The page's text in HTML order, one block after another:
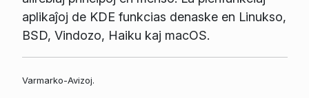
aplikaĵoj de KDE funkcias denaske en Linukso,
BSD, Vindozo, Haiku kaj macOS.
Varmarko-Avizoj.